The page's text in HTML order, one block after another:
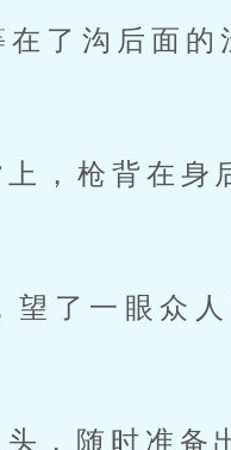
了沟后面的
，枪背在
了一眼众
，随时准备